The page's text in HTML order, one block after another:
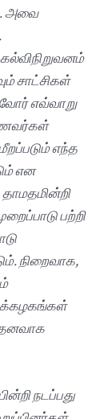
அவை
சாட்சிகள்
எவ்வாறு
எந்த
என
பற்றி
நிறைவாக,
நடப்பது